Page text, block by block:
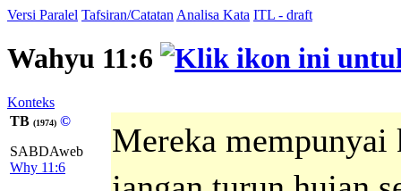
Versi Paralel Tafsiran/Catatan Analisa Kata ITL - draft
Wahyu 11:6
Konteks
TB (1974) ©
SABDAweb
Why 11:6
Mereka mempunyai